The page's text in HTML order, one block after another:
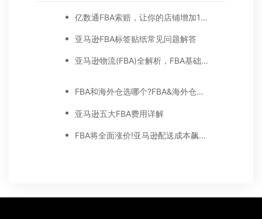
亿数通FBA索赔，让你的店铺增加1%净利润，附亚马逊索赔步骤截图详解
亚马逊FBA标签贴纸常见问题解答
亚马逊物流(FBA)全解析，FBA基础知识都在这里
FBA和海外仓选哪个?FBA&海外仓区别在哪里?
亚马逊五大FBA费用详解
FBA将全面涨价!亚马逊配送成本飙升60%+!